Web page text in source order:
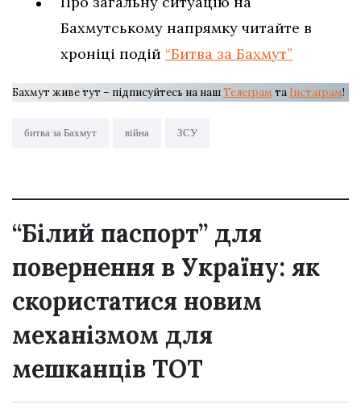
Бахмутському напрямку читайте в
хроніці подій “Битва за Бахмут”
Бахмут живе тут – підписуйтесь на нашТелеграм та Інстаграм!
битва за Бахмут війна ЗСУ
“Білий паспорт” для
повернення в Україну: як
скористатися новим
механізмом для
мешканців ТОТ